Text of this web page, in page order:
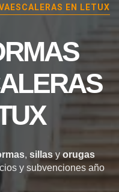
EN LETUX
, sillasy orugas
y subvenciones año